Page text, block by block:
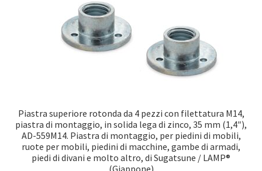
Piastra superiore rotonda da 4 pezzi con filettatura M14,
piastra di montaggio, in solida lega di zinco, 35 mm (1,4″),
AD-559M14. Piastra di montaggio, per piedini di mobili,
ruote per mobili, piedini di macchine, gambe di armadi,
piedi di divani e molto altro, di Sugatsune / LAMP®